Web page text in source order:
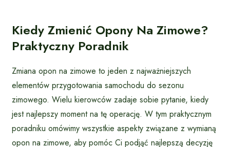
Kiedy Zmienić Opony Na Zimowe?
Praktyczny Poradnik
Zmiana opon na zimowe to jeden z najważniejszych
elementów przygotowania samochodu do sezonu
zimowego. Wielu kierowców zadaje sobie pytanie, kiedy
jest najlepszy moment na tę operację. W tym praktycznym
poradniku omówimy wszystkie aspekty związane z wymianą
opon na zimowe, aby pomóc Ci podjąć najlepszą decyzję